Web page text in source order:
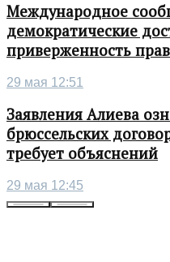
Международное
демократические
приверженность
29 мая 12:51
Заявления Алиева
брюссельских
требует объяснений
29 мая 12:45